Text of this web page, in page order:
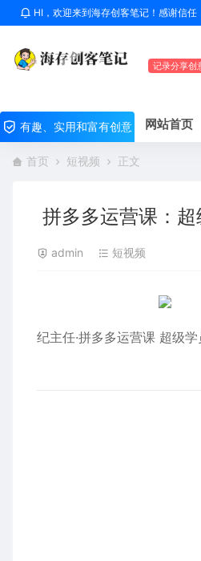
HI，欢迎来到海存创客笔记！感谢信
记录分享创
有趣、实用和富有创意 网站首页
首页 短视频 正文
拼多多运营课：
admin 短视频
纪主任·拼多多运营课 超级